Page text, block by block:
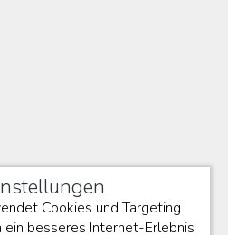
Cookies und Targeting
ein besseres Internet-Erlebnis